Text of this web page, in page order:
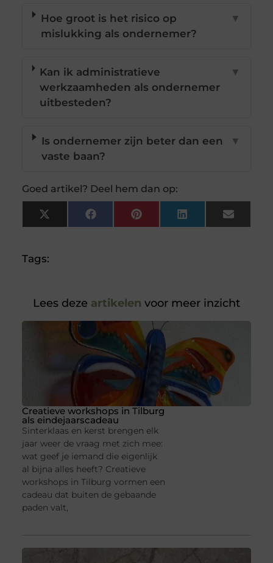
Hoe groot is het risico op
mislukking als ondernemer?
▼
Kan ik administratieve
werkzaamheden als ondernemer
uitbesteden?
▼
Is ondernemer zijn beter dan een
vaste baan?
▼
Goed artikel? Deel hem dan op:
X
(Twitter)
FacebookPinterestLinkedInEmail
Tags:
Lees deze artikelen voor meer inzicht
Creatieve workshops in Tilburg
als eindejaarscadeau
Sinterklaas en kerst brengen elk
jaar weer de vraag met zich mee:
wat geef je iemand die eigenlijk
al bijna alles heeft? Creatieve
workshops in Tilburg vormen een
cadeau dat buiten de gebaande
paden valt,